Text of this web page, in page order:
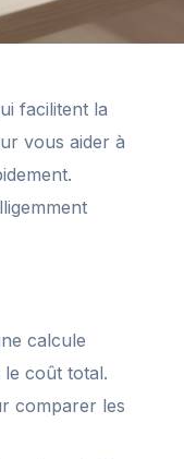
facilitent la
vous aider à
calcule
le coût total.
comparer les